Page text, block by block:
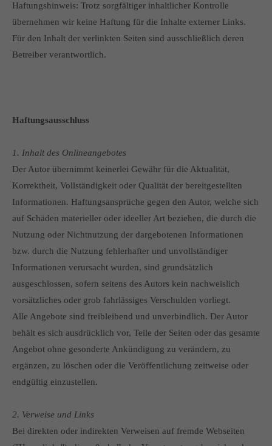
Haftungshinweis: Trotz sorgfältiger inhaltlicher Kontrolle
übernehmen wir keine Haftung für die Inhalte externer Links.
Für den Inhalt der verlinkten Seiten sind ausschließlich deren
Betreiber verantwortlich.
Haftungsausschluss
1. Inhalt des Onlineangebotes
Der Autor übernimmt keinerlei Gewähr für die Aktualität,
Korrektheit, Vollständigkeit oder Qualität der bereitgestellten
Informationen. Haftungsansprüche gegen den Autor, welche sich
auf Schäden materieller oder ideeller Art beziehen, die durch die
Nutzung oder Nichtnutzung der dargebotenen Informationen
bzw. durch die Nutzung fehlerhafter und unvollständiger
Informationen verursacht wurden, sind grundsätzlich
ausgeschlossen, sofern seitens des Autors kein nachweislich
vorsätzliches oder grob fahrlässiges Verschulden vorliegt.
Alle Angebote sind freibleibend und unverbindlich. Der Autor
behält es sich ausdrücklich vor, Teile der Seiten oder das gesamte
Angebot ohne gesonderte Ankündigung zu verändern, zu
ergänzen, zu löschen oder die Veröffentlichung zeitweise oder
endgültig einzustellen.
2. Verweise und Links
Bei direkten oder indirekten Verweisen auf fremde Webseiten